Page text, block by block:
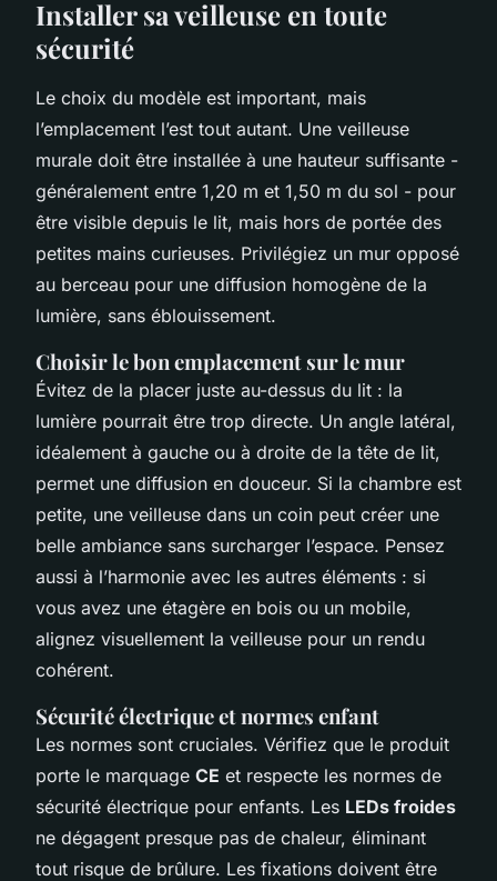
Installer sa veilleuse en toute
sécurité
Le choix du modèle est important, mais
l’emplacement l’est tout autant. Une veilleuse
murale doit être installée à une hauteur suffisante -
généralement entre 1,20 m et 1,50 m du sol - pour
être visible depuis le lit, mais hors de portée des
petites mains curieuses. Privilégiez un mur opposé
au berceau pour une diffusion homogène de la
lumière, sans éblouissement.
Choisir le bon emplacement sur le mur
Évitez de la placer juste au-dessus du lit : la
lumière pourrait être trop directe. Un angle latéral,
idéalement à gauche ou à droite de la tête de lit,
permet une diffusion en douceur. Si la chambre est
petite, une veilleuse dans un coin peut créer une
belle ambiance sans surcharger l’espace. Pensez
aussi à l’harmonie avec les autres éléments : si
vous avez une étagère en bois ou un mobile,
alignez visuellement la veilleuse pour un rendu
cohérent.
Sécurité électrique et normes enfant
Les normes sont cruciales. Vérifiez que le produit
porte le marquage CE et respecte les normes de
sécurité électrique pour enfants. Les LEDs froides
ne dégagent presque pas de chaleur, éliminant
tout risque de brûlure. Les fixations doivent être